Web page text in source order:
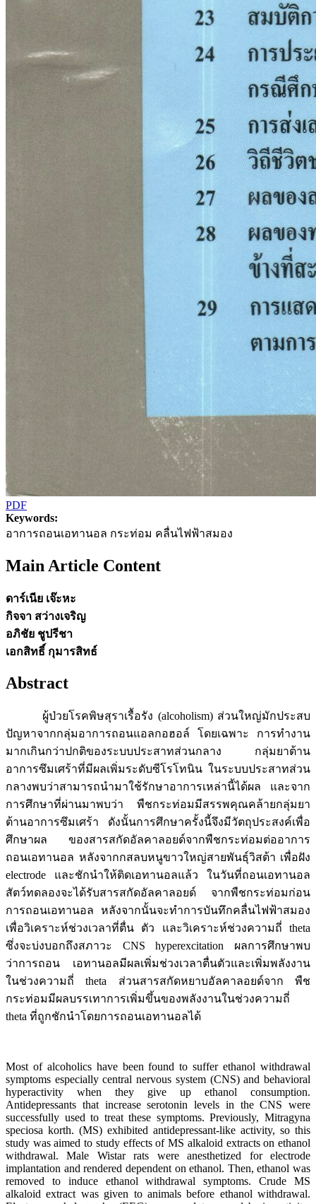
PDF
Keywords:
อาการถอนเอทานอล กระท่อม คลื่นไฟฟ้าสมอง
Main Article Content
ดาร์เนีย เจ๊ะหะ
กิจจา สว่างเจริญ
อภิชัย ชูปรีชา
เอกสิทธิ์ กุมารสิทธ์
Abstract
ผู้ป่วยโรคพิษสุราเรื้อรัง (alcoholism) ส่วนใหญ่มักประสบ
ปัญหาจากกลุ่มอาการถอนแอลกอฮอล์ โดยเฉพาะ การทำงาน
มากเกินกว่าปกติของระบบประสาทส่วนกลาง กลุ่มยาต้าน
อาการซึมเศร้าที่มีผลเพิ่มระดับซีโรโทนิน ในระบบประสาทส่วน
กลางพบว่าสามารถนำมาใช้รักษาอาการเหล่านี้ได้ผล และจาก
การศึกษาที่ผ่านมาพบว่า พืชกระท่อมมีสรรพคุณคล้ายกลุ่มยา
ต้านอาการซึมเศร้า ดังนั้นการศึกษาครั้งนี้จึงมีวัตถุประสงค์เพื่อ
ศึกษาผล ของสารสกัดอัลคาลอยด์จากพืชกระท่อมต่ออาการ
ถอนเอทานอล หลังจากกสลบหนูขาวใหญ่สายพันธุ์วิสต้า เพื่อฝัง
electrode และชักนำให้ติดเอทานอลแล้ว ในวันที่ถอนเอทานอล
สัตว์ทดลองจะได้รับสารสกัดอัลคาลอยด์ จากพืชกระท่อมก่อน
การถอนเอทานอล หลังจากนั้นจะทำการบันทึกคลื่นไฟฟ้าสมอง
เพื่อวิเคราะห์ช่วงเวลาที่ตื่น ตัว และวิเคราะห์ช่วงความถี่ theta
ซึ่งจะบ่งบอกถึงสภาวะ CNS hyperexcitation ผลการศึกษาพบ
ว่าการถอน เอทานอลมีผลเพิ่มช่วงเวลาตื่นตัวและเพิ่มพลังงาน
ในช่วงความถี่ theta ส่วนสารสกัดหยาบอัลคาลอยด์จาก พืช
กระท่อมมีผลบรรเทาการเพิ่มขึ้นของพลังงานในช่วงความถี่
theta ที่ถูกชักนำโดยการถอนเอทานอลได้
Most of alcoholics have been found to suffer ethanol withdrawal
symptoms especially central nervous system (CNS) and behavioral
hyperactivity when they give up ethanol consumption.
Antidepressants that increase serotonin levels in the CNS were
successfully used to treat these symptoms. Previously, Mitragyna
speciosa korth. (MS) exhibited antidepressant-like activity, so this
study was aimed to study effects of MS alkaloid extracts on ethanol
withdrawal. Male Wistar rats were anesthetized for electrode
implantation and rendered dependent on ethanol. Then, ethanol was
removed to induce ethanol withdrawal symptoms. Crude MS
alkaloid extract was given to animals before ethanol withdrawal.